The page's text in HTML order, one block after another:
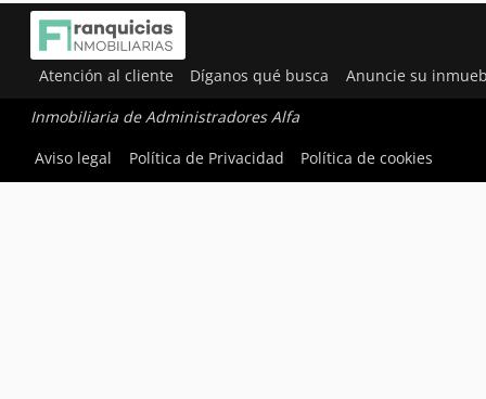
Atención al cliente Díganos qué busca Anuncie su
Inmobiliaria de Administradores Alfa
Aviso legal
Política de Privacidad Política de cookies